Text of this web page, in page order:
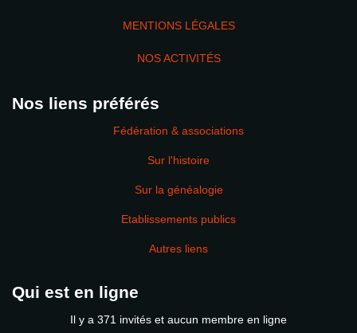
MENTIONS LÉGALES
NOS ACTIVITÉS
Nos liens préférés
Fédération & associations
Sur l'histoire
Sur la généalogie
Etablissements publics
Autres liens
Qui est en ligne
Il y a 371 invités et aucun membre en ligne